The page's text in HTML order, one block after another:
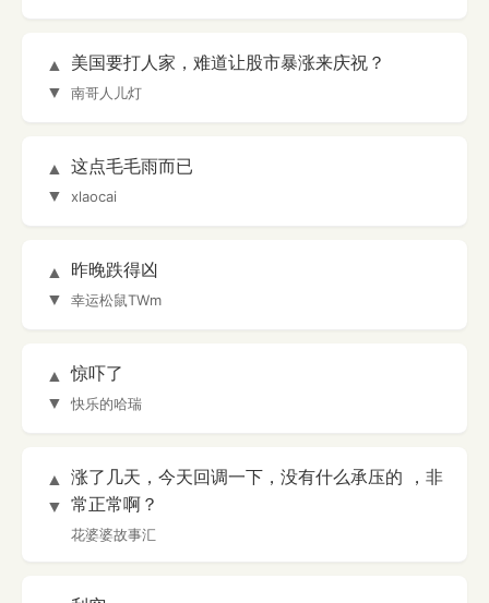
▲
▼
美国要打人家，难道让股市暴涨来庆祝？
南哥人儿灯
▲
▼
这点毛毛雨而已
xlaocai
▲
▼
昨晚跌得凶
幸运松鼠TWm
▲
▼
惊吓了
快乐的哈瑞
▲
▼
涨了几天，今天回调一下，没有什么承压的 ，非
常正常啊？
花婆婆故事汇